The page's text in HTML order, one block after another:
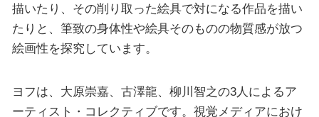
描いたり、その削り取った絵具で対になる作品を描い
たりと、筆致の身体性や絵具そのものの物質感が放つ
絵画性を探究しています。
ヨフは、大原崇嘉、古澤龍、柳川智之の3人によるア
ーティスト・コレクティブです。視覚メディアにおけ